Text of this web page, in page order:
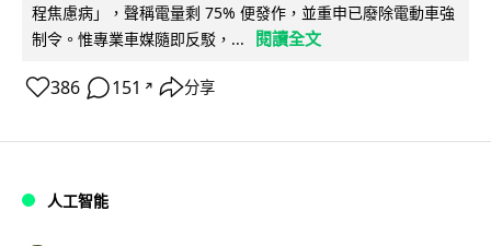
程焦慮病」，聲稱電量剩 75% 便發作，並重申已廢除電動車強
制令。惟專業車媒隨即反駁，...
閱讀全文
386 151 ↗ 分享
人工智能